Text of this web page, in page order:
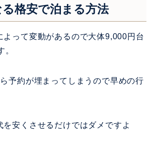
格安で泊まる方法
よって変動があるので大体9,000円台
。
予約が埋まってしまうので早めの行
を安くさせるだけではダメですよ